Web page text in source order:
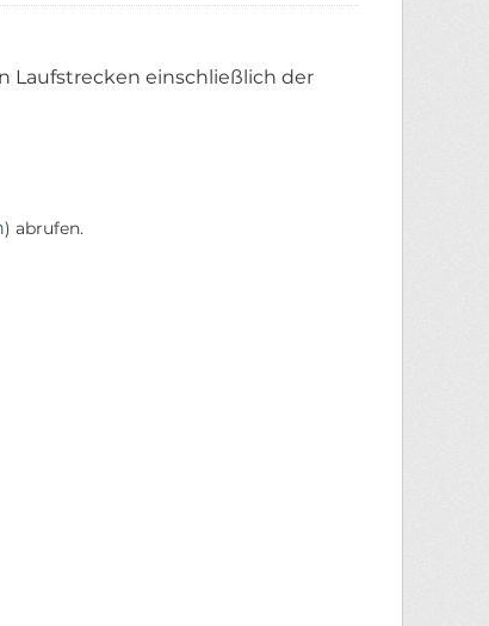
Laufstrecken einschließlich der
) abrufen.